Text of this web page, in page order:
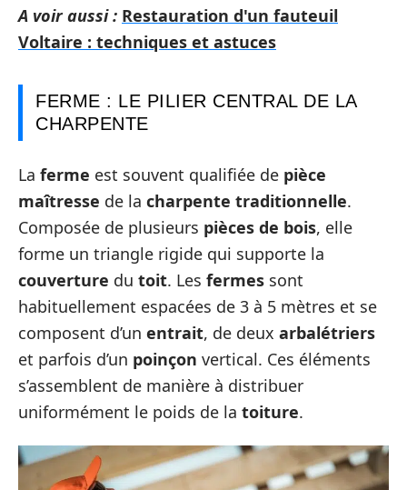
A voir aussi : Restauration d'un fauteuil
Voltaire : techniques et astuces
FERME : LE PILIER CENTRAL DE LA
CHARPENTE
La ferme est souvent qualifiée de pièce
maîtresse de la charpente traditionnelle.
Composée de plusieurs pièces de bois, elle
forme un triangle rigide qui supporte la
couverture du toit. Les fermes sont
habituellement espacées de 3 à 5 mètres et se
composent d’un entrait, de deux arbalétriers
et parfois d’un poinçon vertical. Ces éléments
s’assemblent de manière à distribuer
uniformément le poids de la toiture.